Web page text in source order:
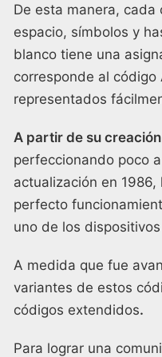
De esta manera, cada
espacio, símbolos y
blanco tiene una
corresponde al código
representados
A partir de su creación
perfeccionando poco
actualización en 1986,
perfecto
uno de los
A medida que fue
variantes de estos
códigos extendidos.
Para lograr una